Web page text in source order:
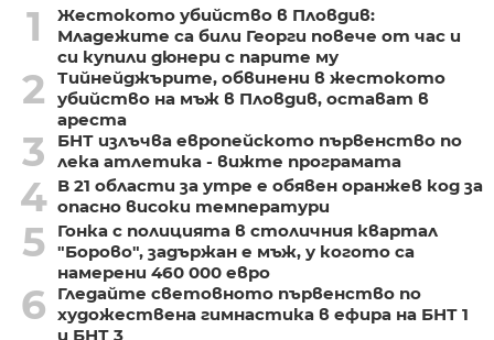
1
Жестокото убийство в Пловдив:
Младежите са били Георги повече от час и
си купили дюнери с парите му
2
Тийнейджърите, обвинени в жестокото
убийство на мъж в Пловдив, остават в
ареста
3
БНТ излъчва европейското първенство по
лека атлетика - вижте програмата
4 В 21 области за утре е обявен оранжев код за
опасно високи температури
5
Гонка с полицията в столичния квартал
"Борово", задържан е мъж, у когото са
намерени 460 000 евро
6
Гледайте световното първенство по
художествена гимнастика в ефира на БНТ 1
и БНТ 3